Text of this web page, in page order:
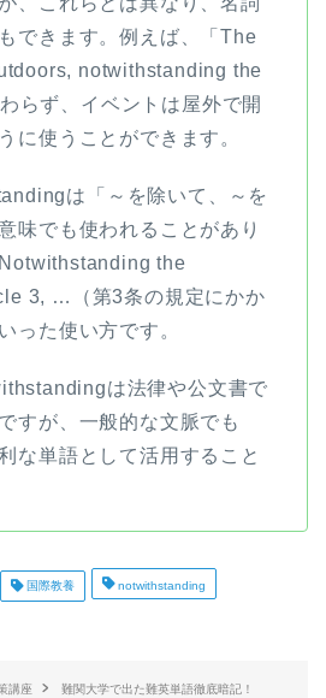
できます。例えば、「The
notwithstanding the
らず、イベントは屋外で開
に使うことができます。
は「～を除いて、～を
味でも使われることがあり
the
3, …（第3条の規定にかか
った使い方です。
は法律や公文書で
すが、一般的な文脈でも
な単語として活用すること
国際教養 notwithstanding
講座
難関大学で出た難英単語徹底暗記！